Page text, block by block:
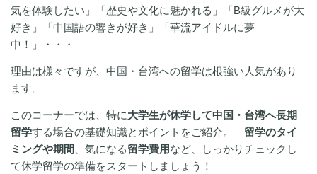
気を体験したい」「歴史や文化に魅かれる」「B級グルメが大
好き」「中国語の響きが好き」「華流アイドルに夢
中！」・・・
理由は様々ですが、中国・台湾への留学は根強い人気があり
ます。
このコーナーでは、特に大学生が休学して中国・台湾へ長期
留学する場合の基礎知識とポイントをご紹介。 留学のタイ
ミングや期間
、気になる留学費用など、しっかりチェックし
て休学留学の準備をスタートしましょう！